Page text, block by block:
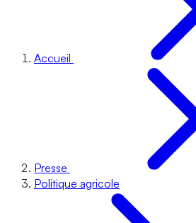
Accueil
Presse
Politique agricole